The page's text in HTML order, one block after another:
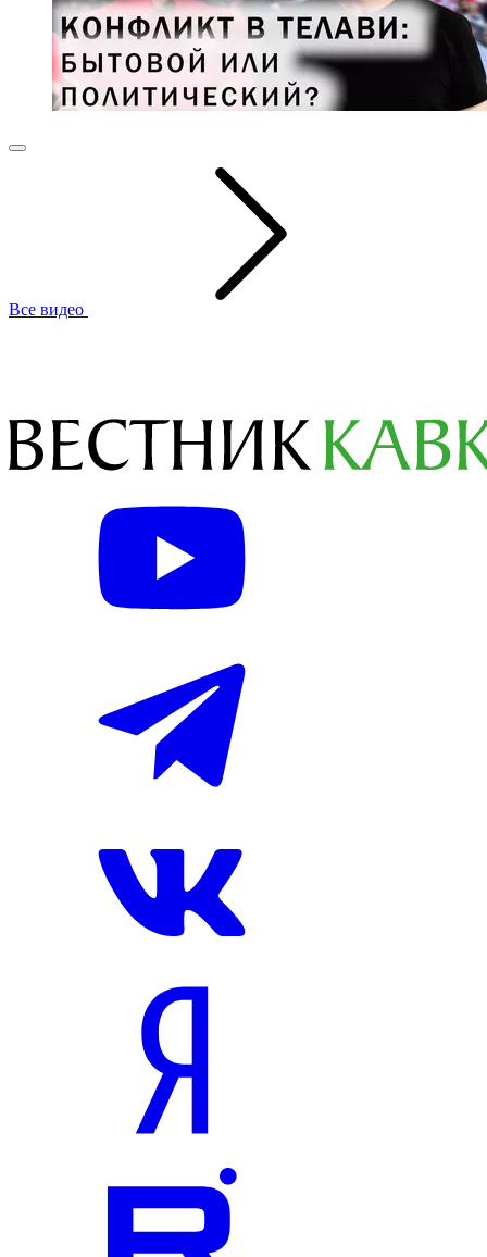
Все видео